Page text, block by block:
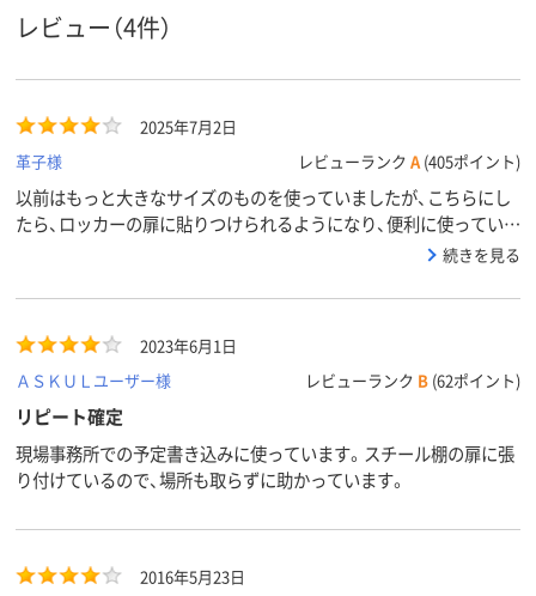
レビュー（4件）
2025年7月2日
革子様
レビューランク A (405ポイント)
以前はもっと大きなサイズのものを使っていましたが、こちらにし
たら、ロッカーの扉に貼りつけられるようになり、便利に使っていま
続きを見る
2023年6月1日
ＡＳＫＵＬユーザー様
レビューランク B (62ポイント)
リピート確定
現場事務所での予定書き込みに使っています。スチール棚の扉に張
り付けているので、場所も取らずに助かっています。
2016年5月23日